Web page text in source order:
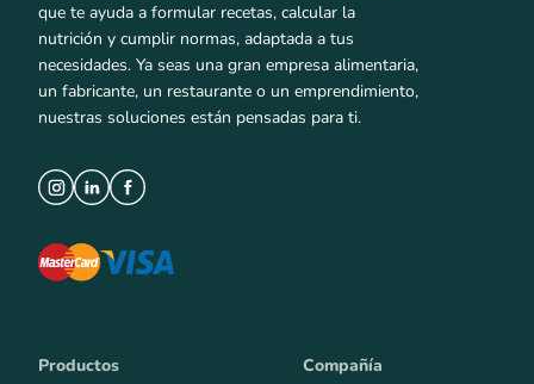
que te ayuda a formular recetas, calcular la
nutrición y cumplir normas, adaptada a tus
necesidades. Ya seas una gran empresa alimentaria,
un fabricante, un restaurante o un emprendimiento,
nuestras soluciones están pensadas para ti.
Productos Compañía